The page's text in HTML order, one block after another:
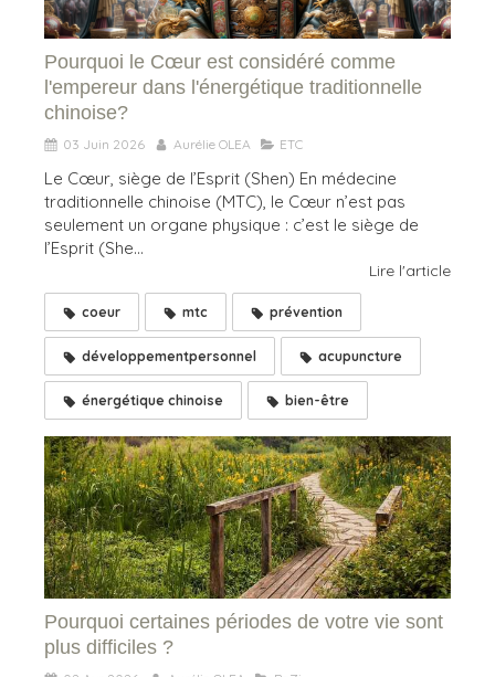
Pourquoi le Cœur est considéré comme
l'empereur dans l'énergétique traditionnelle
chinoise?
03 Juin 2026 Aurélie OLEA ETC
Le Cœur, siège de l’Esprit (Shen) En médecine
traditionnelle chinoise (MTC), le Cœur n’est pas
seulement un organe physique : c’est le siège de
l’Esprit (She...
Lire l'article
coeur mtc prévention
développementpersonnel acupuncture
énergétique chinoise bien-être
Pourquoi certaines périodes de votre vie sont
plus difficiles ?